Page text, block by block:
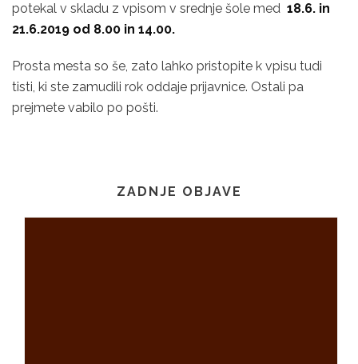
potekal v skladu z vpisom v srednje šole med 18.6. in
21.6.2019 od 8.00 in 14.00.
Prosta mesta so še, zato lahko pristopite k vpisu tudi
tisti, ki ste zamudili rok oddaje prijavnice. Ostali pa
prejmete vabilo po pošti.
ZADNJE OBJAVE